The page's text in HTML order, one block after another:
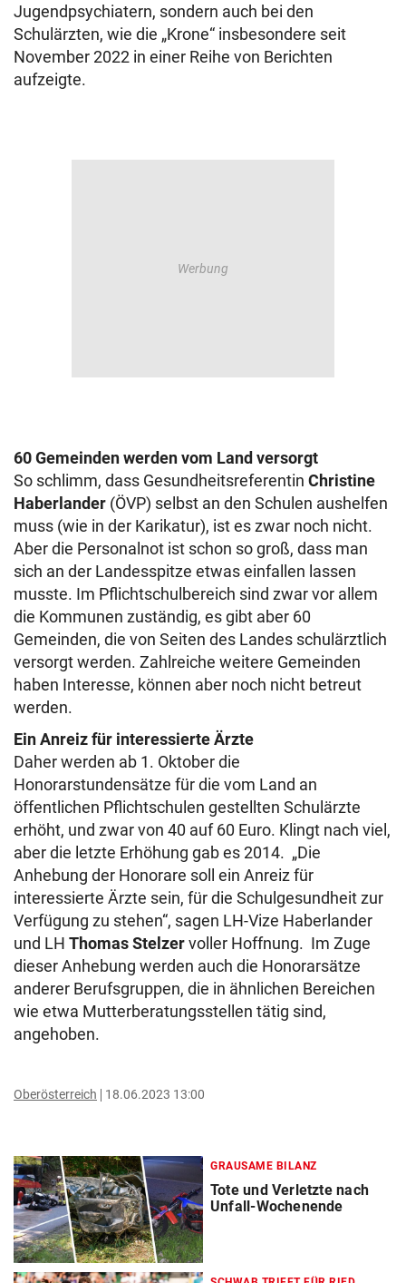
Jugendpsychiatern, sondern auch bei den
Schulärzten, wie die „Krone“ insbesondere seit
November 2022 in einer Reihe von Berichten
aufzeigte.
60 Gemeinden werden vom Land versorgt
So schlimm, dass Gesundheitsreferentin Christine
Haberlander (ÖVP) selbst an den Schulen aushelfen
muss (wie in der Karikatur), ist es zwar noch nicht.
Aber die Personalnot ist schon so groß, dass man
sich an der Landesspitze etwas einfallen lassen
musste. Im Pflichtschulbereich sind zwar vor allem
die Kommunen zuständig, es gibt aber 60
Gemeinden, die von Seiten des Landes schulärztlich
versorgt werden. Zahlreiche weitere Gemeinden
haben Interesse, können aber noch nicht betreut
werden.
Ein Anreiz für interessierte Ärzte
Daher werden ab 1. Oktober die
Honorarstundensätze für die vom Land an
öffentlichen Pflichtschulen gestellten Schulärzte
erhöht, und zwar von 40 auf 60 Euro. Klingt nach viel,
aber die letzte Erhöhung gab es 2014. „Die
Anhebung der Honorare soll ein Anreiz für
interessierte Ärzte sein, für die Schulgesundheit zur
Verfügung zu stehen“, sagen LH-Vize Haberlander
und LH Thomas Stelzervoller Hoffnung. Im Zuge
dieser Anhebung werden auch die Honorarsätze
anderer Berufsgruppen, die in ähnlichen Bereichen
wie etwa Mutterberatungsstellen tätig sind,
angehoben.
Oberösterreich 18.06.2023 13:00
GRAUSAME BILANZ
Tote und Verletzte nach
Unfall-Wochenende